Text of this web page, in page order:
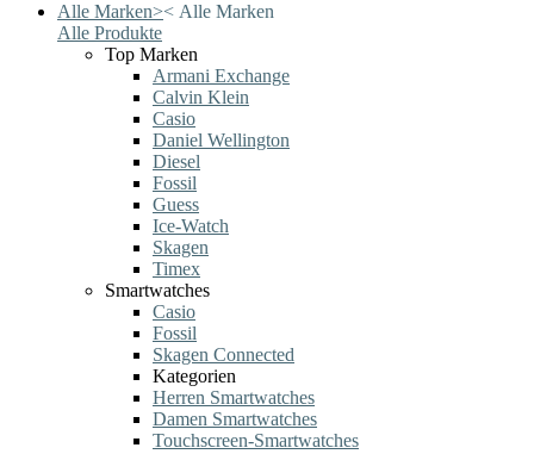
Alle Marken>< Alle Marken
Alle Produkte
Top Marken
Armani Exchange
Calvin Klein
Casio
Daniel Wellington
Diesel
Fossil
Guess
Ice-Watch
Skagen
Timex
Smartwatches
Casio
Fossil
Skagen Connected
Kategorien
Herren Smartwatches
Damen Smartwatches
Touchscreen-Smartwatches